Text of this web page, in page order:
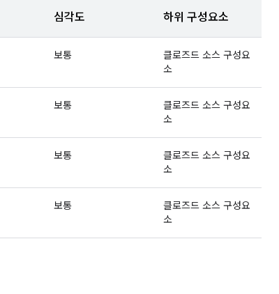
심각도 하위 구성요소
보통
클로즈드 소스 구성요
소
보통
클로즈드 소스 구성요
소
보통
클로즈드 소스 구성요
소
보통
클로즈드 소스 구성요
소